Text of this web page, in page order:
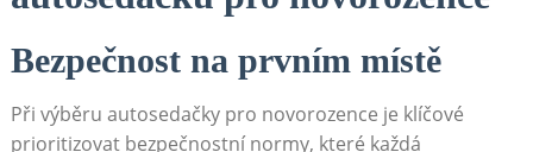
Bezpečnost na prvním místě
Při výběru autosedačky pro novorozence je klíčové
prioritizovat bezpečnostní normy, které každá